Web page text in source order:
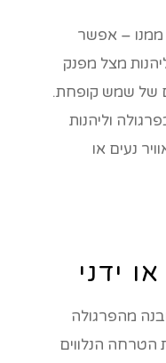
ממנו – אפשר
מצל מפנק
של שמש קופחת.
וליהנות
נעים או
ידני
מהפרגולה
הנלווים